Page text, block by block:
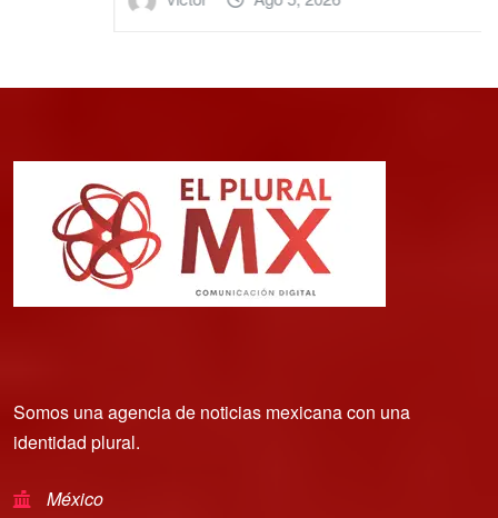
identidad plural.
contacto@elplural.mx